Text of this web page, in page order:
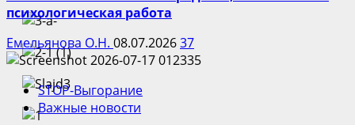
психологическая работа
Емельянова О.Н. 08.07.202637
STOP-Выгорание
Важные новости